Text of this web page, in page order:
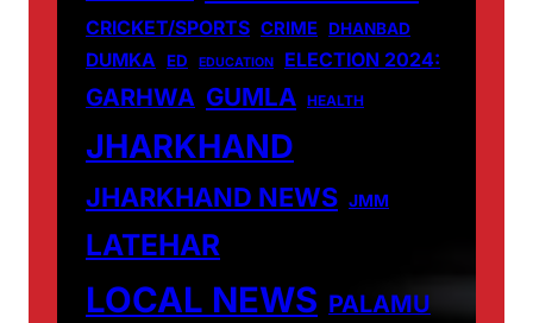
CRICKET/SPORTS CRIME DHANBAD
DUMKA ED EDUCATION ELECTION 2024:
GARHWA GUMLA HEALTH
JHARKHAND
JHARKHAND NEWS JMM
LATEHAR
LOCAL NEWS PALAMU